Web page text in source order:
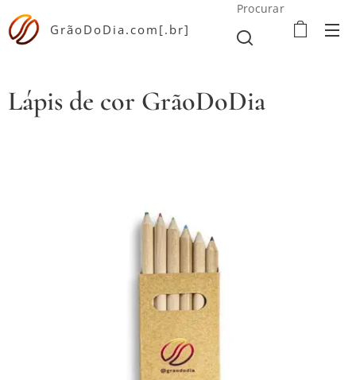
GrãoDoDia.com[.br]
Procurar
Lápis de cor GrãoDoDia